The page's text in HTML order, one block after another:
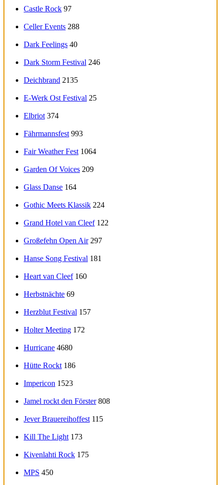
Castle Rock 97
Celler Events 288
Dark Feelings 40
Dark Storm Festival 246
Deichbrand 2135
E-Werk Ost Festival 25
Elbriot 374
Fährmannsfest 993
Fair Weather Fest 1064
Garden Of Voices 209
Glass Danse 164
Gothic Meets Klassik 224
Grand Hotel van Cleef 122
Großefehn Open Air 297
Hanse Song Festival 181
Heart van Cleef 160
Herbstnächte 69
Herzblut Festival 157
Holter Meeting 172
Hurricane 4680
Hütte Rockt 186
Impericon 1523
Jamel rockt den Förster 808
Jever Brauereihoffest 115
Kill The Light 173
Kivenlahti Rock 175
MPS 450